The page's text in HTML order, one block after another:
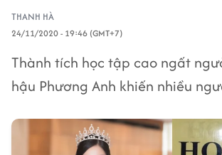
THANH HÀ
24/11/2020 - 19:46 (GMT+7)
Thành tích học tập cao ngất
hậu Phương Anh khiến nhiều